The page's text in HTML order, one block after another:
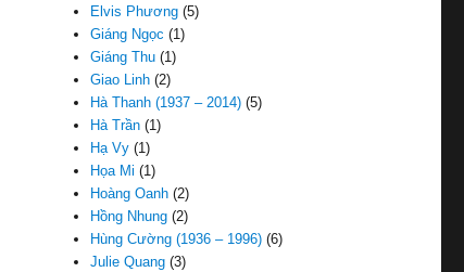
Elvis Phương (5)
Giáng Ngọc (1)
Giáng Thu (1)
Giao Linh (2)
Hà Thanh (1937 – 2014) (5)
Hà Trần (1)
Hạ Vy (1)
Họa Mi (1)
Hoàng Oanh (2)
Hồng Nhung (2)
Hùng Cường (1936 – 1996) (6)
Julie Quang (3)